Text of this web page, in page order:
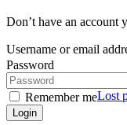
Don’t have an account
Username or email
Password
Remember meLost
Login